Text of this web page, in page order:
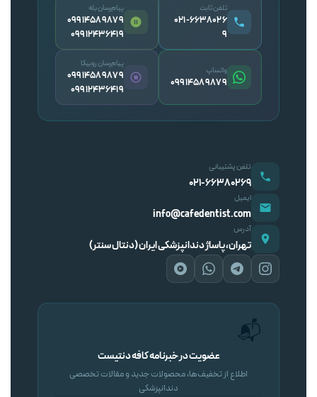
تلفن ثابت
۰۲۱-۶۶۳۸۰۲۶
۹
پیام‌رسان بله
09914589879
09912436419
واتساپ
09914589879
پیام‌رسان روبیکا
09914589879
09912436419
تلفن پشتیبانی
۰۲۱-۶۶۳۸۰۲۶۹
ایمیل
info@cafedentist.com
آدرس
تهران، پاساژ دندانپزشکی ایران (دنتال سنتر)
📬
عضویت در خبرنامه کافه دنتیست
اطلاع از تخفیف‌ها، محصولات جدید و مقالات تخصصی
دندانپزشکی